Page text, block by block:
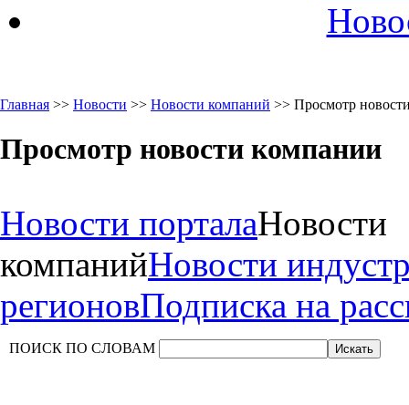
Главная >> Новости >> Новости компаний >> Просмотр
Просмотр новости компании
Новости порталаНовости
компанийНовости
регионовПодписка на
ПОИСК ПО СЛОВАМ